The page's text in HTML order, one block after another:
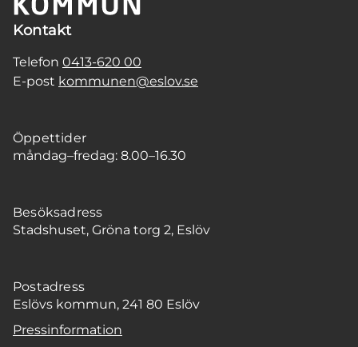
Kontakt
Telefon 0413-620 00
E-post kommunen@eslov.se
Öppettider
måndag–fredag: 8.00–16.30
Besöksadress
Stadshuset, Gröna torg 2, Eslöv
Postadress
Eslövs kommun, 241 80 Eslöv
Pressinformation